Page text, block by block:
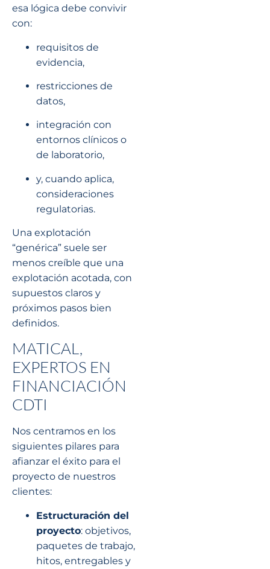
esa lógica debe convivir
con:
requisitos de
evidencia,
restricciones de
datos,
integración con
entornos clínicos o
de laboratorio,
y, cuando aplica,
consideraciones
regulatorias.
Una explotación
“genérica” suele ser
menos creíble que una
explotación acotada, con
supuestos claros y
próximos pasos bien
definidos.
MATICAL,
EXPERTOS EN
FINANCIACIÓN
CDTI
Nos centramos en los
siguientes pilares para
afianzar el éxito para el
proyecto de nuestros
clientes:
Estructuración del
proyecto: objetivos,
paquetes de trabajo,
hitos, entregables y